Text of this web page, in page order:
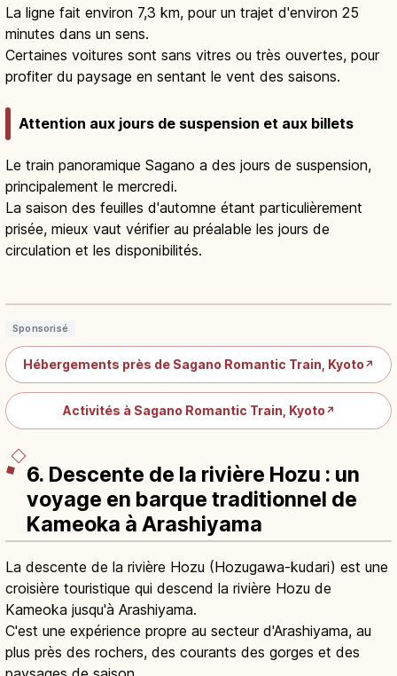
La ligne fait environ 7,3 km, pour un trajet d'environ 25
minutes dans un sens.
Certaines voitures sont sans vitres ou très ouvertes, pour
profiter du paysage en sentant le vent des saisons.
Attention aux jours de suspension et aux billets
Le train panoramique Sagano a des jours de suspension,
principalement le mercredi.
La saison des feuilles d'automne étant particulièrement
prisée, mieux vaut vérifier au préalable les jours de
circulation et les disponibilités.
Train Sagano à Kyoto : gorges de
Sponsorisé
Hébergements près de Sagano Romantic Train, Kyoto ↗
Activités à Sagano Romantic Train, Kyoto ↗
6. Descente de la rivière Hozu : un
voyage en barque traditionnel de
Kameoka à Arashiyama
La descente de la rivière Hozu (Hozugawa-kudari) est une
croisière touristique qui descend la rivière Hozu de
Kameoka jusqu'à Arashiyama.
C'est une expérience propre au secteur d'Arashiyama, au
plus près des rochers, des courants des gorges et des